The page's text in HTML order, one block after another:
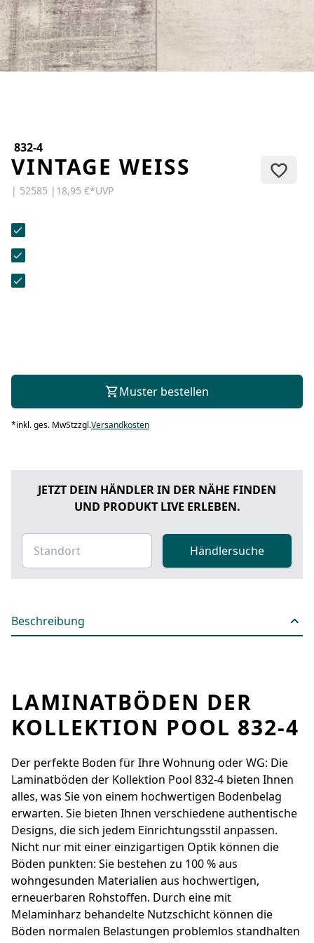
KONTAKT
Sie haben Fragen oder wünschen
eine persönliche Beratung?
Unser Team ist für Sie da –
unser Kontaktformular.
832-4
VINTAGE WEISS
| 52585 | 18,95 €*UVP
Muster bestellen
*inkl. ges. MwStzzgl.Versandkosten
JETZT DEIN HÄNDLER IN DER NÄHE FINDEN
UND PRODUKT LIVE ERLEBEN.
Händlersuche
Beschreibung
LAMINATBÖDEN DER
KOLLEKTION POOL 832-4
Der perfekte Boden für Ihre Wohnung oder WG: Die
Laminatböden der Kollektion Pool 832-4 bieten Ihnen
alles, was Sie von einem hochwertigen Bodenbelag
erwarten. Sie bieten Ihnen verschiedene authentische
Designs, die sich jedem Einrichtungsstil anpassen.
Nicht nur mit einer einzigartigen Optik können die
Böden punkten: Sie bestehen zu 100 % aus
wohngesunden Materialien aus hochwertigen,
erneuerbaren Rohstoffen. Durch eine mit
Melaminharz behandelte Nutzschicht können die
Böden normalen Belastungen problemlos standhalten